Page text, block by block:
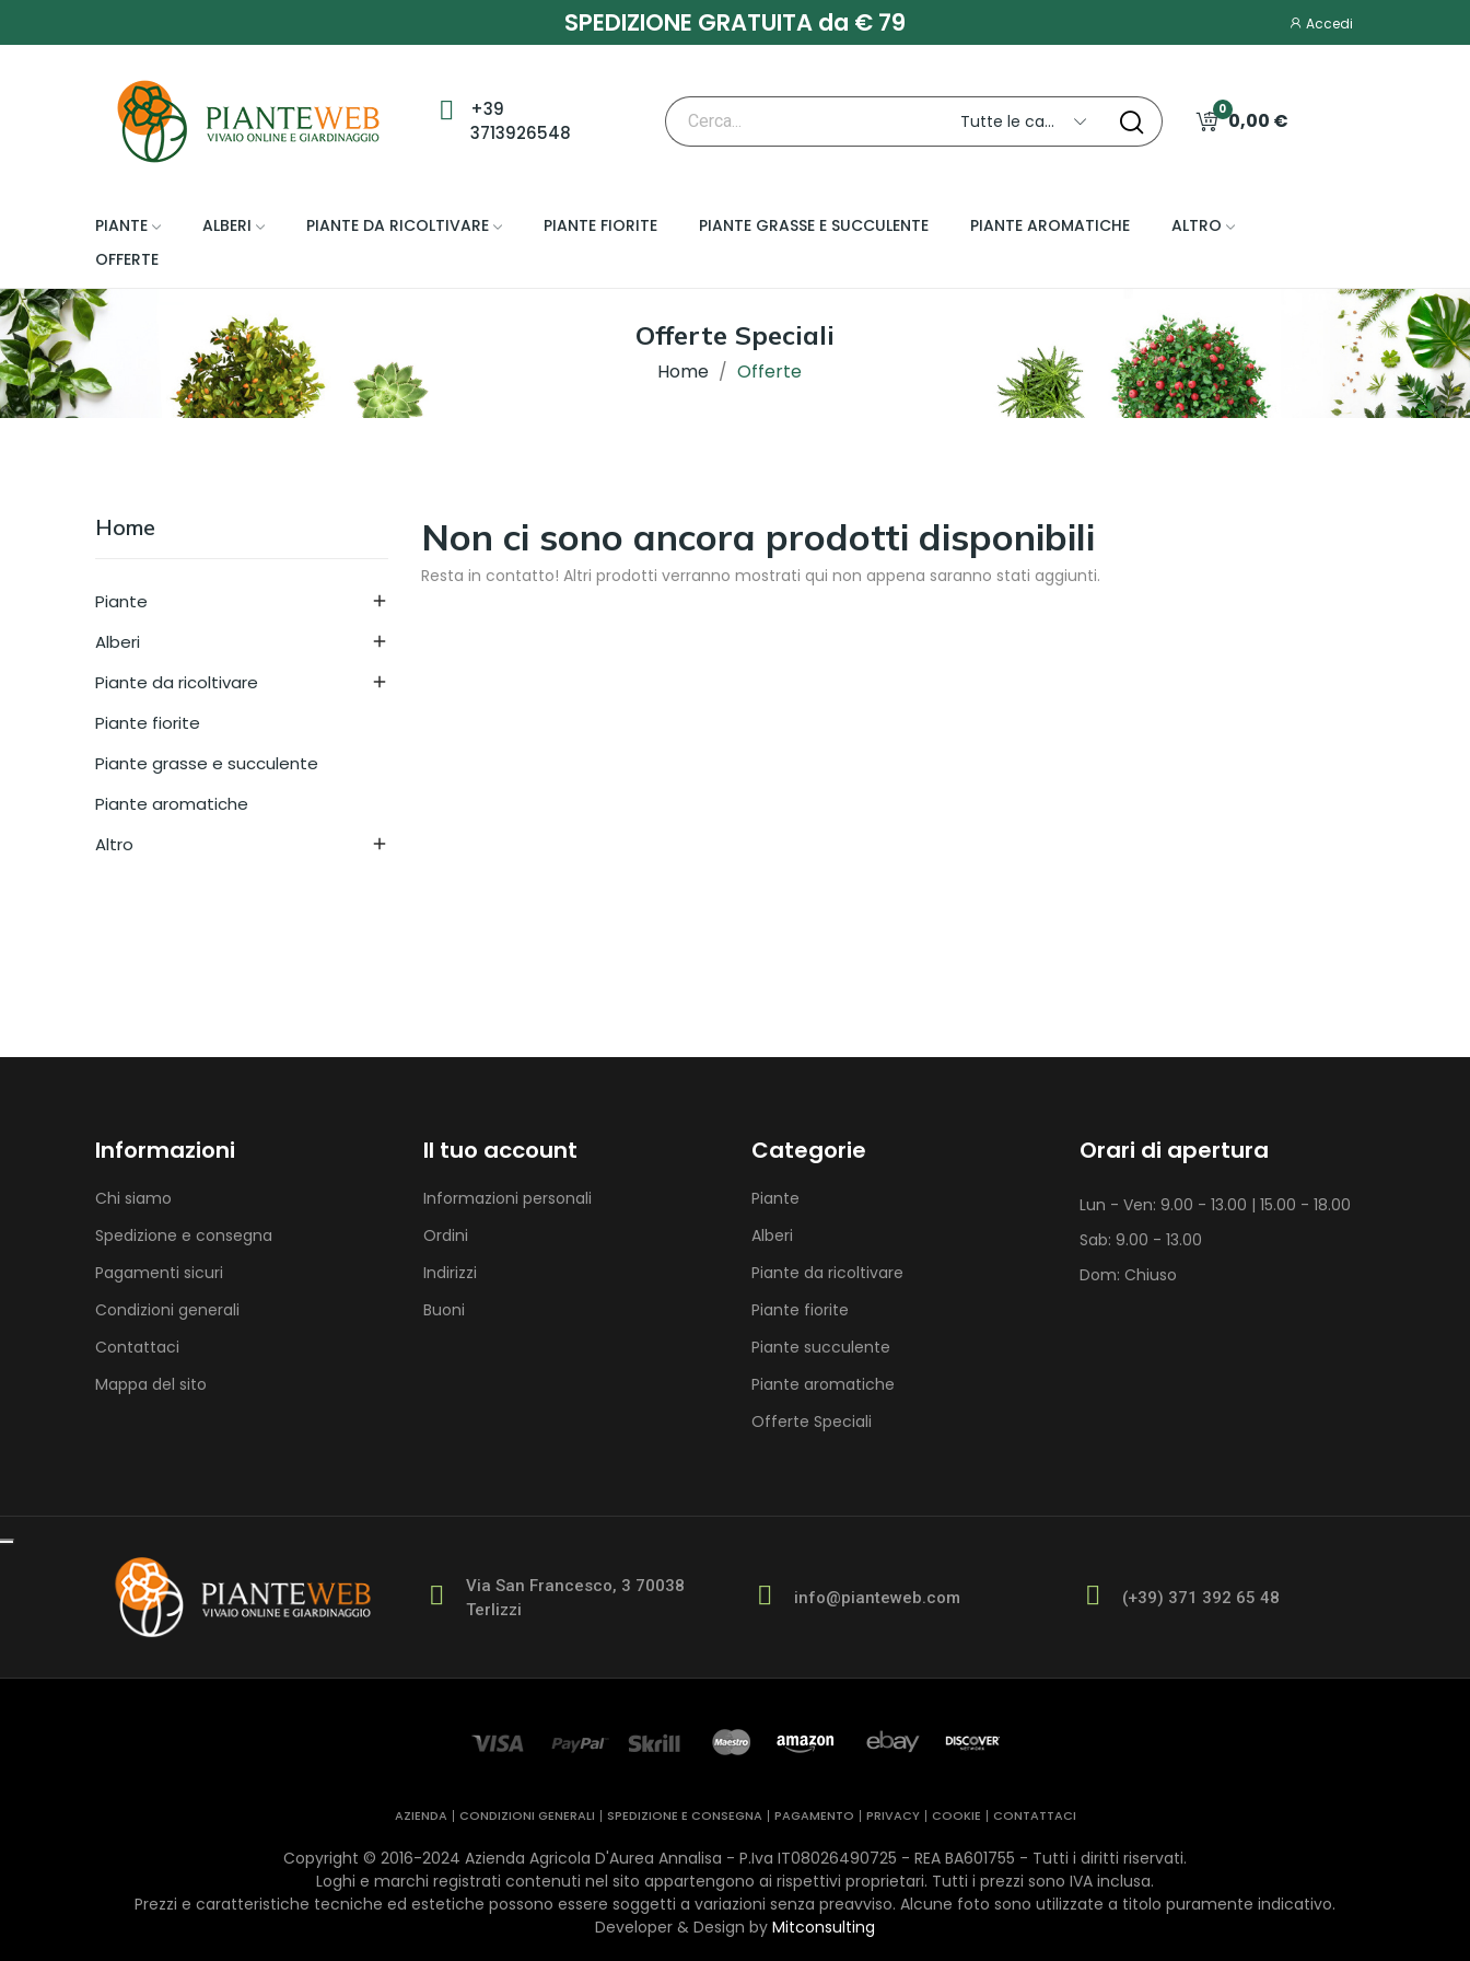
SPEDIZIONE GRATUITA da € 79 Accedi
+39
3713926548
Tutte le categorie 0,00 €
0
PIANTE ALBERI PIANTE DA RICOLTIVARE PIANTE FIORITE PIANTE GRASSE E SUCCULENTE PIANTE AROMATICHE
ALTRO
OFFERTE
Offerte Speciali
Home Offerte
Home
Piante 
Alberi 
Piante da ricoltivare 
Piante fiorite
Piante grasse e succulente
Piante aromatiche
Altro

Non ci sono ancora prodotti disponibili
Resta in contatto! Altri prodotti verranno mostrati qui non appena saranno stati aggiunti.
Informazioni
Chi siamo
Spedizione e consegna
Pagamenti sicuri
Condizioni generali
Contattaci
Mappa del sito
Il tuo account
Informazioni personali
Ordini
Indirizzi
Buoni
Categorie
Piante
Alberi
Piante da ricoltivare
Piante fiorite
Piante succulente
Piante aromatiche
Offerte Speciali
Orari di apertura
Lun - Ven: 9.00 - 13.00 | 15.00 - 18.00
Sab: 9.00 - 13.00
Dom: Chiuso
Via San Francesco, 3 70038
Terlizzi
info@pianteweb.com (+39) 371 392 65 48
AZIENDA CONDIZIONI GENERALI SPEDIZIONE E CONSEGNA PAGAMENTO PRIVACY COOKIE CONTATTACI
Copyright © 2016-2024 Azienda Agricola D'Aurea Annalisa - P.Iva IT08026490725 - REA ​BA601755 - Tutti i diritti riservati.
Loghi e marchi registrati contenuti nel sito appartengono ai rispettivi proprietari. Tutti i prezzi sono IVA inclusa.
Prezzi e caratteristiche tecniche ed estetiche possono essere soggetti a variazioni senza preavviso. Alcune foto sono utilizzate a titolo puramente indicativo.
Developer & Design by Mitconsulting